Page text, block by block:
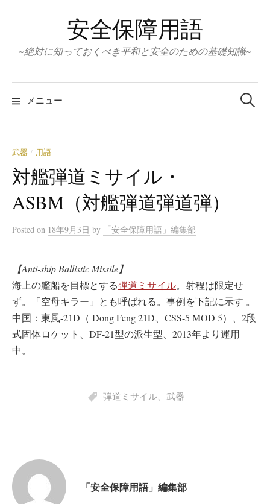
ン
ス
キ
プ
安全保障用語
~絶対に知っておくべき平和と安全のための基礎知識~
メニュー
検
索:
武器 / 用語
対艦弾道ミサイル・
ASBM（対艦弾道弾道弾）
Posted on 18年9月3日 by 「安全保障用語」編集部
【Anti-ship Ballistic Missile】
海上の艦船を目標とする弾道ミサイル。射程は限定せ
ず。「空母キラー」とも呼ばれる。事例を下記に示す 。
中国：東風-21D（ Dong Feng 21D、CSS-5 MOD 5）、2段
式固体ロケット、DF-21型の派生型、2013年より運用
中。
弾道ミサイル、 武器
「安全保障用語」編集部